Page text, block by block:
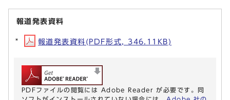
報道発表資料
報道発表資料(PDF形式, 346.11KB)
PDFファイルの閲覧には Adobe Reader が必要です。同